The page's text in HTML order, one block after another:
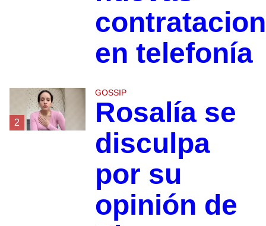
en telefonía
2
GOSSIP
Rosalía se
disculpa
por su
opinión de